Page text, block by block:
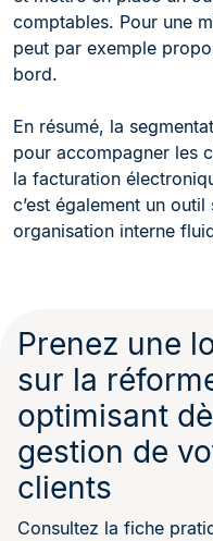
comptables. Pour une
peut par exemple
bord.
En résumé, la
pour accompagner les
la facturation
c’est également un
organisation interne
Prenez une
sur la
optimisant
gestion de
clients
Consultez la fiche